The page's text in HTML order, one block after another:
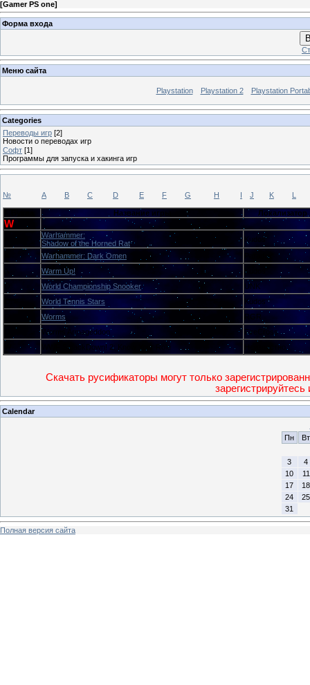
[Gamer PS one]
Форма входа
Меню сайта
Playstation Playstation 2 Playstation
Categories
Переводы игр [2]
Новости о переводах игр
Софт [1]
Программы для запуска и хакинга игр
№ A B C D E F G H I J K L
Название игры Локализатор
W
Warhammer:
Shadow of the Horned Rat
Kudos
Warhammer: Dark Omen
Paradox
A
Warm Up!
Kudos
O
World Championship Snooker
UNK
World Tennis Stars
Kudos
Worms
RGR
Worms Armageddon
FireCross
WWF SmackDown! 2: Know Your Role Неизвестно
Скачать русификаторы могут только
Calendar
Пн
Вт
3
4
10
11
17
18
24
25
31
Полная версия сайта